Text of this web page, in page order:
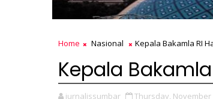
Home Nasional Kepala Bakamla RI
Kepala
jurnalissumbar Thursday, November